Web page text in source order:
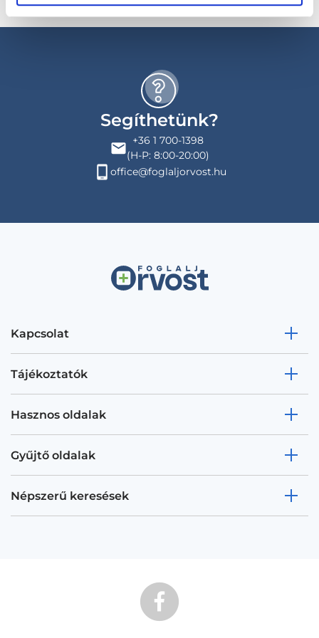
Segíthetünk?
+36 1 700-1398
(H-P: 8:00-20:00)
office@foglaljorvost.hu
Kapcsolat
Tájékoztatók
Hasznos oldalak
Gyűjtő oldalak
Népszerű keresések